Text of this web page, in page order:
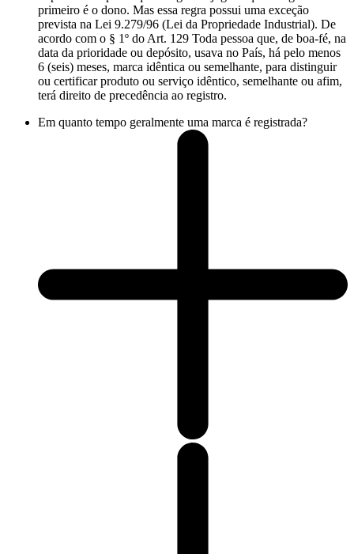
primeiro é o dono. Mas essa regra possui uma exceção
prevista na Lei 9.279/96 (Lei da Propriedade Industrial). De
acordo com o § 1º do Art. 129 Toda pessoa que, de boa-fé, na
data da prioridade ou depósito, usava no País, há pelo menos
6 (seis) meses, marca idêntica ou semelhante, para distinguir
ou certificar produto ou serviço idêntico, semelhante ou afim,
terá direito de precedência ao registro.
Em quanto tempo geralmente uma marca é registrada?